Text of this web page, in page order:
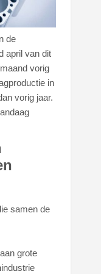
de
april van dit
vorig
in
vorig jaar.
samen de
grote